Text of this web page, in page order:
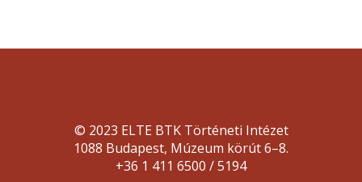
© 2023 ELTE BTK Történeti Intézet
1088 Budapest, Múzeum körút 6–8.
+36 1 411 6500 / 5194